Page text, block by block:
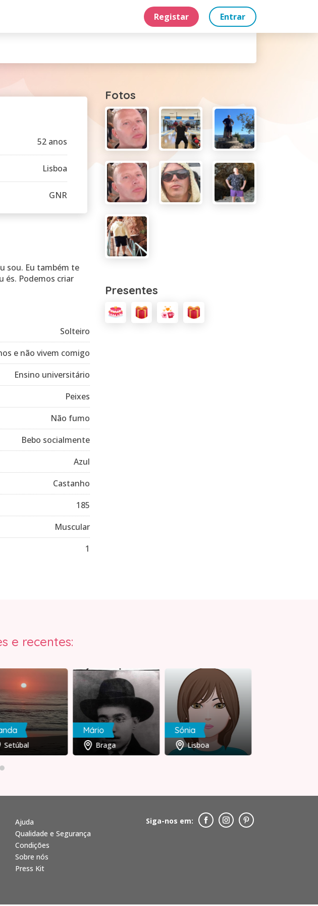
Registar Entrar
52 anos
Lisboa
GNR
sou. Eu também te
és. Podemos criar
Solteiro
e não vivem comigo
Ensino universitário
Peixes
Não fumo
Bebo socialmente
Azul
Castanho
185
Muscular
1
Fotos
Presentes
e recentes:
Setúbal
Mário
Braga
Sónia
Lisboa
Ajuda
Qualidade e Segurança
Condições
Sobre nós
Press Kit
Siga-nos em: